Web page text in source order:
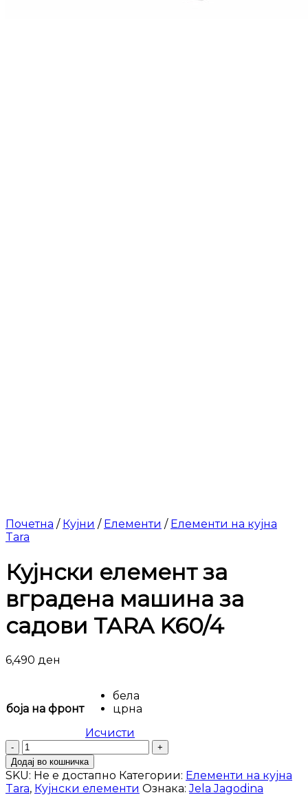
Почетна / Кујни / Елементи / Елементи на кујна
Tara
Кујнски елемент за
вградена машина за
садови TARA K60/4
6,490 ден
боја на фронт
бела
црна
Исчисти
Кујнски
елемент
за
вградена
машина
Додај во кошничка
SKU: Не е достапно Категории: Елементи на кујна
Tara, Кујнски елементи Ознака:Jela Jagodina